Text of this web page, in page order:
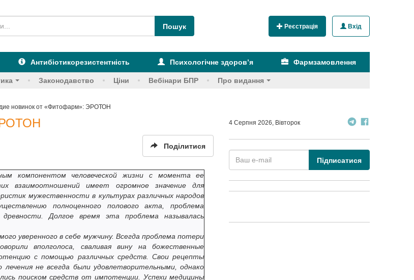
Реєстрація Вхід
Антибіотикорезистентність Психологічне здоров’я Фармзамовлення
Законодавство Ціни Вебінари БПР Про видання
новинок от «Фитофарм»: ЭРОТОН
Поділитися
компонентом человеческой жизни с момента ее
взаимоотношений имеет огромное значение для
мужественности в культурах различных народов
полноценного полового акта, проблема
Долгое время эта проблема называлась
уверенного в себе мужчину. Всегда проблема потери
вполголоса, сваливая вину на божественные
с помощью различных средств. Свои рецепты
не всегда были удовлетворительными, однако
поиском средств от импотенции. Успехи медицины
4 Серпня 2026, Вівторок
Підписатися